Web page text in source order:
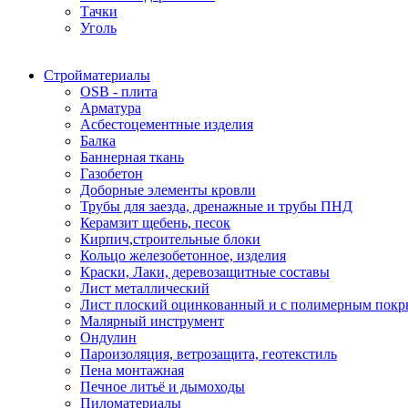
Тачки
Уголь
Стройматериалы
OSB - плита
Арматура
Асбестоцементные изделия
Балка
Баннерная ткань
Газобетон
Доборные элементы кровли
Трубы для заезда, дренажные и трубы ПНД
Керамзит щебень, песок
Кирпич,строительные блоки
Кольцо железобетонное, изделия
Краски, Лаки, деревозащитные составы
Лист металлический
Лист плоский оцинкованный и с полимерным
Малярный инструмент
Ондулин
Пароизоляция, ветрозащита, геотекстиль
Пена монтажная
Печное литьё и дымоходы
Пиломатериалы